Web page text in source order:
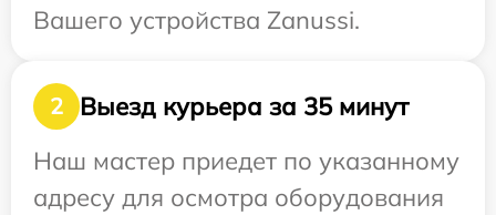
Вашего устройства Zanussi.
2
Выезд курьера за 35 минут
Наш мастер приедет по указанному
адресу для осмотра оборудования